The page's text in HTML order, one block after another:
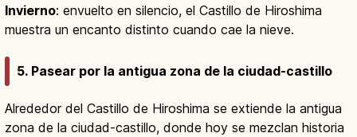
Invierno: envuelto en silencio, el Castillo de Hiroshima
muestra un encanto distinto cuando cae la nieve.
5. Pasear por la antigua zona de la ciudad-castillo
Alrededor del Castillo de Hiroshima se extiende la antigua
zona de la ciudad-castillo, donde hoy se mezclan historia